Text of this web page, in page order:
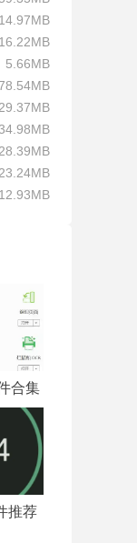
5.66MB
29.37MB
28.39MB
12.93MB
合集
推荐